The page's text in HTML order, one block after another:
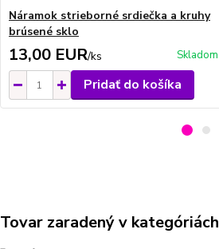
Náramok strieborné srdiečka a kruhy
brúsené sklo
13,00 EUR/ks Skladom
Pridať do košíka
Tovar zaradený v kategóriách